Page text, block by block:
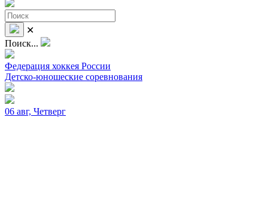
✕
Поиск...
Федерация хоккея России
Детско-юношеские соревнования
06 авг, Четверг